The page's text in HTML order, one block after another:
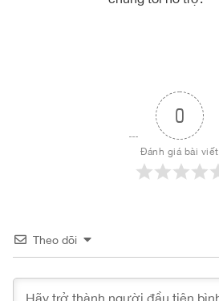
0
Đánh giá bài viết
Theo dõi